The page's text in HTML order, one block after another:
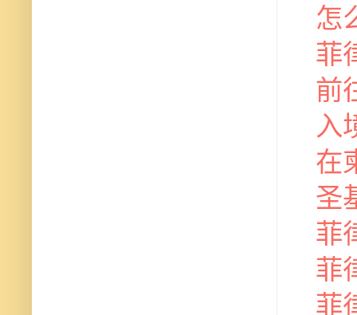
怎
菲
前
入
在
圣
菲
菲
菲